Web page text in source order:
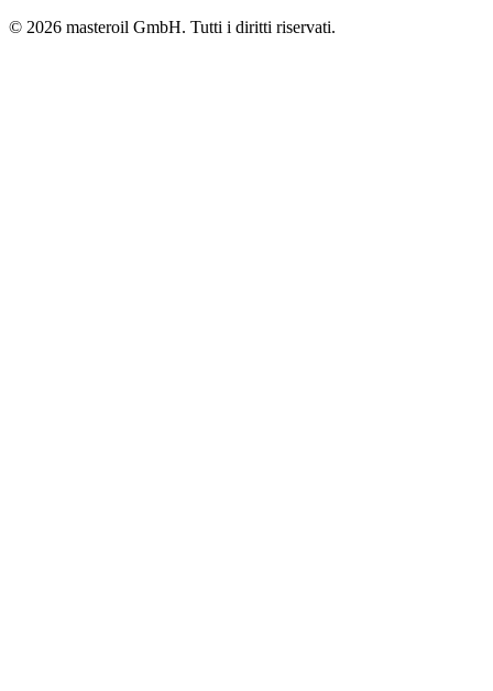
© 2026 masteroil GmbH. Tutti i diritti riservati.